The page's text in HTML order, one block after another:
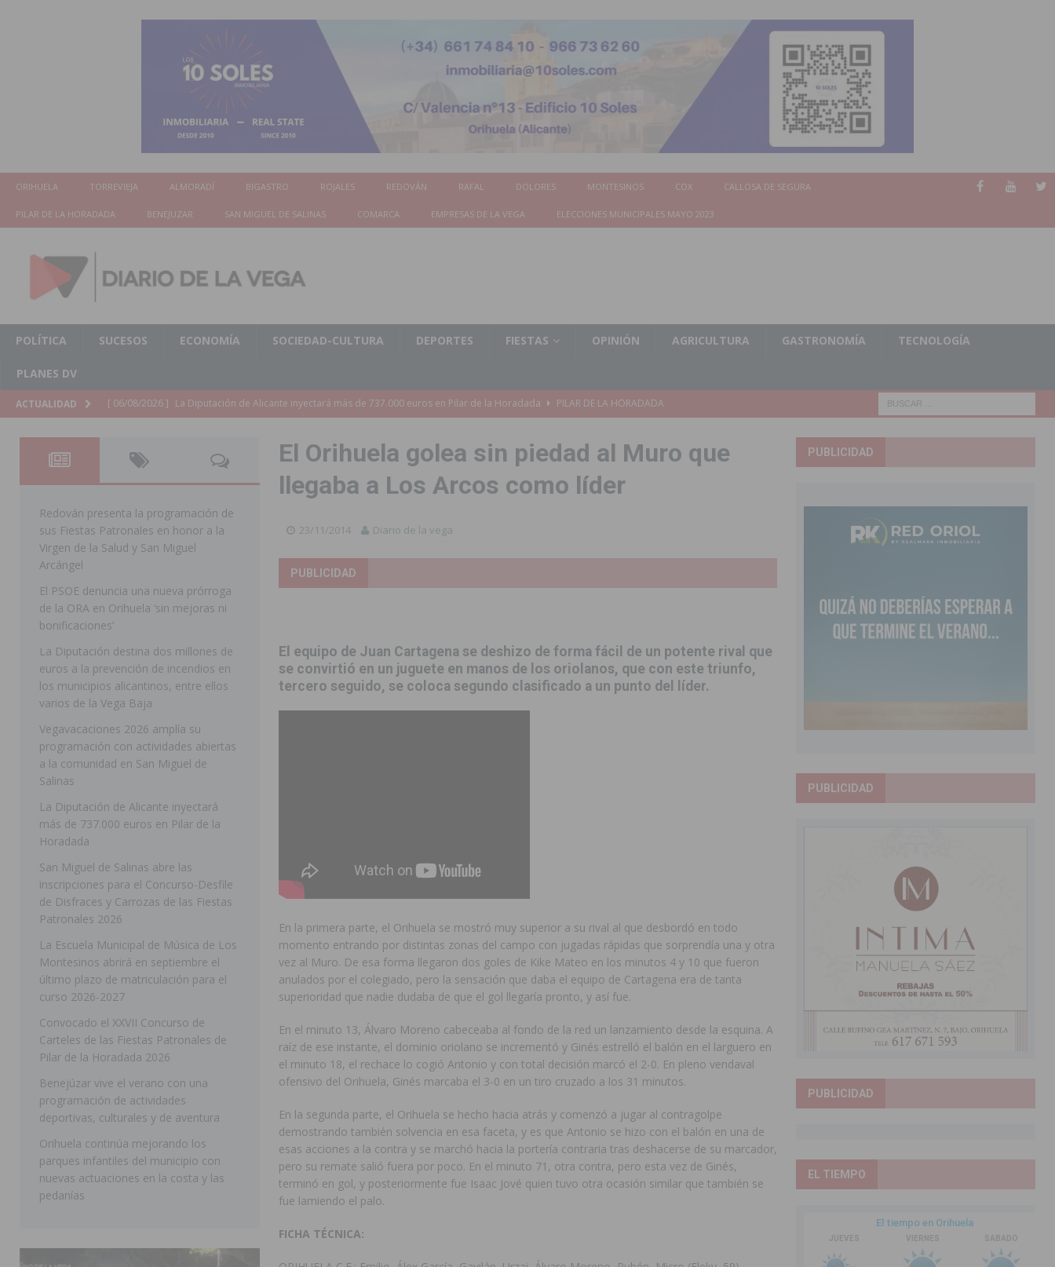
ORIHUELA TORREVIEJA ALMORADÍ BIGASTRO ROJALES REDOVÁN RAFAL DOLORES MONTESINOS COX CALLOSA DE SEGURA
PILAR DE LA HORADADA BENEJUZAR SAN MIGUEL DE SALINAS COMARCA EMPRESAS DE LA VEGA ELECCIONES MUNICIPALES MAYO 2023
POLÍTICA SUCESOS ECONOMÍA SOCIEDAD-CULTURA DEPORTES FIESTAS OPINIÓN AGRICULTURA GASTRONOMÍA TECNOLOGÍA
PLANES DV
ACTUALIDAD [ 06/08/2026 ] La Diputación de Alicante inyectará más de 737.000 euros en Pilar de la Horadada
PILAR DE LA HORADADA
Patronales 2026
SAN MIGUEL DE SALINAS
[ 06/08/2026 ] La Escuela Municipal de Música de Los Montesinos abrirá en septiembre el último plazo de matriculación para el
curso 2026-2027
MONTESINOS
[ 06/08/2026 ]
Convocado el XXVII Concurso de Carteles de las Fiestas Patronales de Pilar de la Horadada 2026
[ 06/08/2026 ] Benejúzar vive el verano con una programación de actividades deportivas, culturales y de aventura
BENEJUZAR
Orihuela continúa mejorando los parques infantiles del municipio con nuevas actuaciones en la costa y las
pedanías
ORIHUELA
[ 06/08/2026 ]
El PP de Guardamar lleva al Pleno dos mociones para pedir responsabilidades y dimisiones
GUARDAMAR
[ 05/08/2026 ]
Orihuela ultima diferentes soluciones para garantizar la seguridad y la continuidad educativa del alumnado del
CEIP Virgen de la Puerta
ORIHUELA
[ 05/08/2026 ] Sanidad Orihuela llama a observar el eclipse solar del 12 de agosto con protección homologada y a planificar
los desplazamientos
ORIHUELA
ORIHUELA
[ 06/08/2026 ]
Redován presenta la programación de sus Fiestas Patronales en honor a la Virgen de la Salud y San Miguel
[ 06/08/2026 ] El PSOE denuncia una nueva prórroga de la ORA en Orihuela ‘sin mejoras ni bonificaciones’
ORIHUELA
[ 06/08/2026 ]
La Diputación destina dos millones de euros a la prevención de incendios en los municipios alicantinos, entre
ellos varios de la Vega Baja
[ 06/08/2026 ] Vegavacaciones 2026 amplía su programación con actividades abiertas a la comunidad en San Miguel de Salinas
El Orihuela golea sin piedad al Muro que
llegaba a Los Arcos como líder
23/11/2014 Diario de la vega
PUBLICIDAD
El equipo de Juan Cartagena se deshizo de forma fácil de un potente rival que
se convirtió en un juguete en manos de los oriolanos, que con este triunfo,
tercero seguido, se coloca segundo clasificado a un punto del líder.
En la primera parte, el Orihuela se mostró muy superior a su rival al que desbordó en todo
momento entrando por distintas zonas del campo con jugadas rápidas que sorprendía una y otra
vez al Muro. De esa forma llegaron dos goles de Kike Mateo en los minutos 4 y 10 que fueron
anulados por el colegiado, pero la sensación que daba el equipo de Cartagena era de tanta
superioridad que nadie dudaba de que el gol llegaría pronto, y así fue.
En el minuto 13, Álvaro Moreno cabeceaba al fondo de la red un lanzamiento desde la esquina. A
raíz de ese instante, el dominio oriolano se incrementó y Ginés estrelló el balón en el larguero en
el minuto 18, el rechace lo cogió Antonio y con total decisión marcó el 2-0. En pleno vendaval
ofensivo del Orihuela, Ginés marcaba el 3-0 en un tiro cruzado a los 31 minutos.
En la segunda parte, el Orihuela se hecho hacia atrás y comenzó a jugar al contragolpe
demostrando también solvencia en esa faceta, y es que Antonio se hizo con el balón en una de
esas acciones a la contra y se marchó hacia la portería contraria tras deshacerse de su marcador,
pero su remate salió fuera por poco. En el minuto 71, otra contra, pero esta vez de Ginés,
terminó en gol, y posteriormente fue Isaac Jové quien tuvo otra ocasión similar que también se
fue lamiendo el palo.
FICHA TÉCNICA:
Redován presenta la programación de
sus Fiestas Patronales en honor a la
Virgen de la Salud y San Miguel
Arcángel
El PSOE denuncia una nueva prórroga
de la ORA en Orihuela ‘sin mejoras ni
bonificaciones’
La Diputación destina dos millones de
euros a la prevención de incendios en
los municipios alicantinos, entre ellos
varios de la Vega Baja
Vegavacaciones 2026 amplía su
programación con actividades abiertas
a la comunidad en San Miguel de
Salinas
La Diputación de Alicante inyectará
más de 737.000 euros en Pilar de la
Horadada
San Miguel de Salinas abre las
inscripciones para el Concurso-Desfile
de Disfraces y Carrozas de las Fiestas
Patronales 2026
La Escuela Municipal de Música de Los
Montesinos abrirá en septiembre el
último plazo de matriculación para el
curso 2026-2027
Convocado el XXVII Concurso de
Carteles de las Fiestas Patronales de
Pilar de la Horadada 2026
Benejúzar vive el verano con una
programación de actividades
deportivas, culturales y de aventura
Orihuela continúa mejorando los
parques infantiles del municipio con
nuevas actuaciones en la costa y las
pedanías
PUBLICIDAD
PUBLICIDAD
PUBLICIDAD
EL TIEMPO